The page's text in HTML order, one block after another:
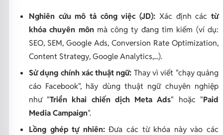
Nghiên cứu mô tả công việc (JD): Xác định các từ
khóa chuyên môn mà công ty đang tìm kiếm (ví dụ:
SEO, SEM, Google Ads, Conversion Rate Optimization,
Content Strategy, Google Analytics,...).
Sử dụng chính xác thuật ngữ: Thay vì viết "chạy quảng
cáo Facebook", hãy dùng thuật ngữ chuyên nghiệp
như "Triển khai chiến dịch Meta Ads" hoặc "Paid
Media Campaign".
Lồng ghép tự nhiên:Đưa các từ khóa này vào các